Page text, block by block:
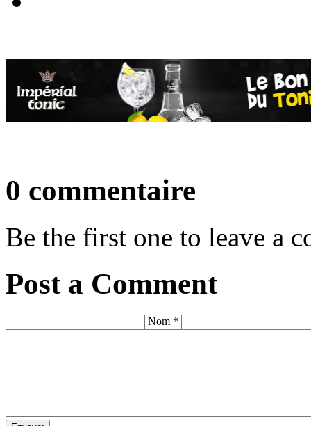
0 commentaire
Be the first one to leave a
Post a Comment
Nom *